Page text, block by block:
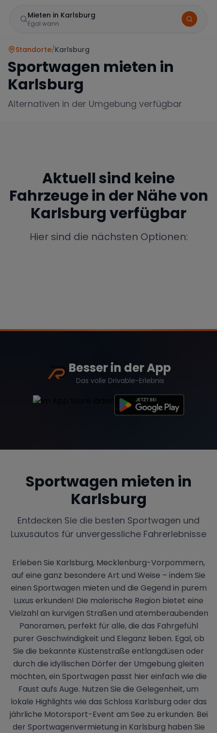
Mieten in Karlsburg
Egal wann
Mercedes BMW Audi
Tesla Chevrolet Dodge
Bentley Rolls Royce Aston Martin
Range Rover
Standorte/Karlsburg
Sportwagen mieten in
Karlsburg
Alternativen in der Umgebung verfügbar
Aktuell sind keine
Fahrzeuge in der Nähe von
Karlsburgverfügbar
Hier sind die nächsten Optionen:
Besser in der App
Das volle Drivable-Erlebnis
Sportwagen mieten in
Karlsburg
Entdecken Sie die besten Sportwagen und
Luxusautos für unvergessliche Fahrerlebnisse
Erleben Sie Karlsburg, Mecklenburg-Vorpommern,
auf eine ganz besondere Art und Weise – indem Sie
einen Sportwagen mieten und die Gegend in purem
Luxus erkunden! Die malerische Region bietet eine
Vielzahl an kurvigen Straßen und atemberaubenden
Panoramen, perfekt für alle, die das Fahrgefühl
purer Geschwindigkeit und Eleganz lieben. Egal, ob
Sie die bekannte Küstenstraße entlangdüsen oder
durch die idyllischen Dörfer der Umgebung gleiten
möchten, ein Sportwagen passt hier einfach wie die
Faust aufs Auge. Nutzen Sie die Gelegenheit, um
lokale Highlights wie das Schloss Karlsburg oder das
jährliche Motorsport-Event am See zu erkunden. Bei
der Sportwagenvermietung in Karlsburg haben Sie